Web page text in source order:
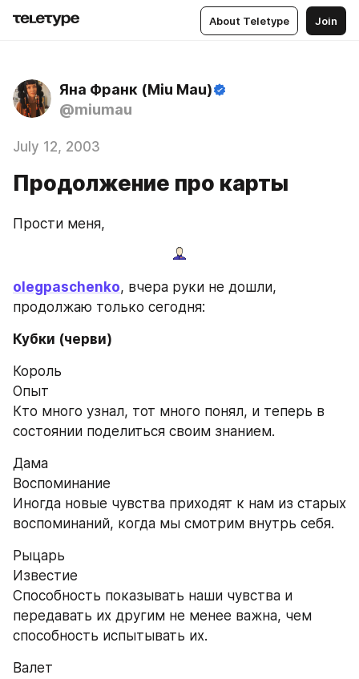
About Teletype Join
Яна Франк (Miu Mau)
@miumau
July 12, 2003
Продолжение про карты
Прости меня,
olegpaschenko, вчера руки не дошли,
продолжаю только сегодня:
Кубки (черви)
Король
Опыт
Кто много узнал, тот много понял, и теперь в
состоянии поделиться своим знанием.
Дама
Воспоминание
Иногда новые чувства приходят к нам из старых
воспоминаний, когда мы смотрим внутрь себя.
Рыцарь
Известие
Способность показывать наши чувства и
передавать их другим не менее важна, чем
способность испытывать их.
Валет